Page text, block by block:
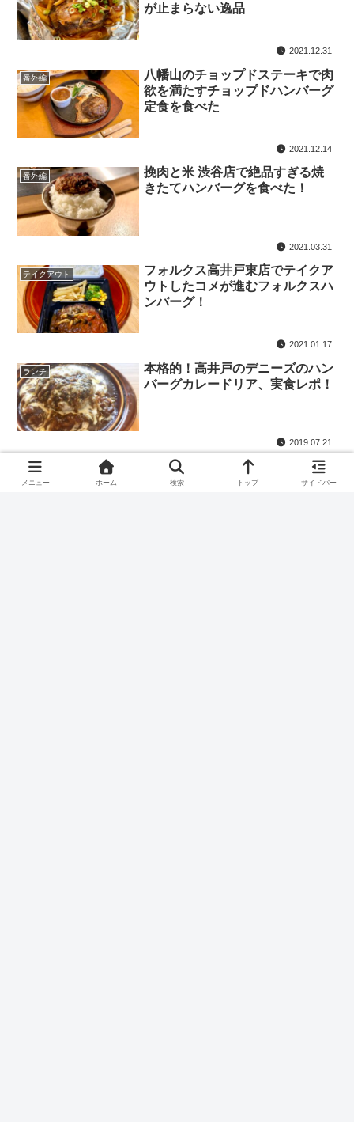
が止まらない逸品
2021.12.31
番外編
八幡山のチョップドステーキで肉
欲を満たすチョップドハンバーグ
定食を食べた
2021.12.14
番外編
挽肉と米 渋谷店で絶品すぎる焼
きたてハンバーグを食べた！
2021.03.31
テイクアウト
フォルクス高井戸東店でテイクア
ウトしたコメが進むフォルクスハ
ンバーグ！
2021.01.17
ランチ
本格的！高井戸のデニーズのハン
バーグカレードリア、実食レポ！
2019.07.21
ランチ
（閉店）ふわふわハンバーグ！高
井戸のリモロでロコモコ丼を食べ
メニュー ホーム 検索 トップ サイドバー